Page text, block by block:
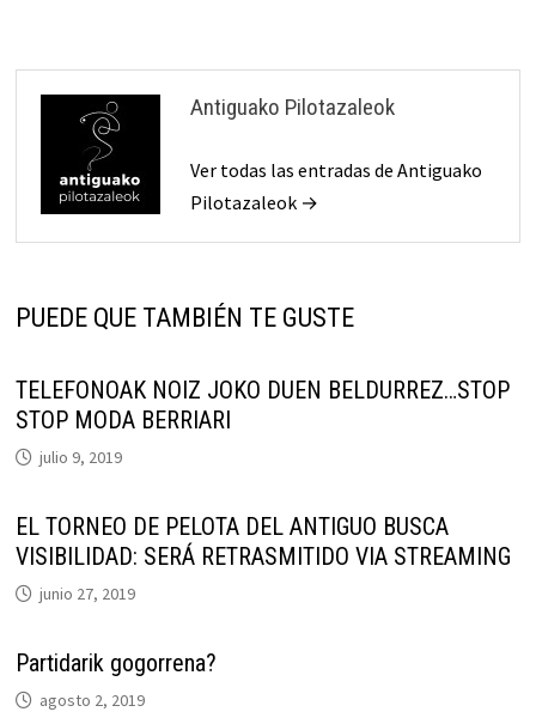
Antiguako Pilotazaleok
Ver todas las entradas de Antiguako
Pilotazaleok →
PUEDE QUE TAMBIÉN TE GUSTE
TELEFONOAK NOIZ JOKO DUEN BELDURREZ…STOP
STOP MODA BERRIARI
julio 9, 2019
EL TORNEO DE PELOTA DEL ANTIGUO BUSCA
VISIBILIDAD: SERÁ RETRASMITIDO VIA STREAMING
junio 27, 2019
Partidarik gogorrena?
agosto 2, 2019